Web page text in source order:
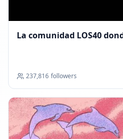
La comunidad LOS40
237,816 followers